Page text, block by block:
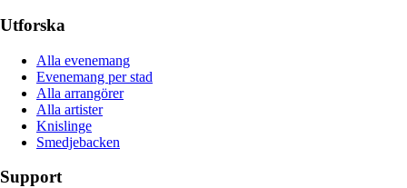
Utforska
Alla evenemang
Evenemang per stad
Alla arrangörer
Alla artister
Knislinge
Smedjebacken
Support